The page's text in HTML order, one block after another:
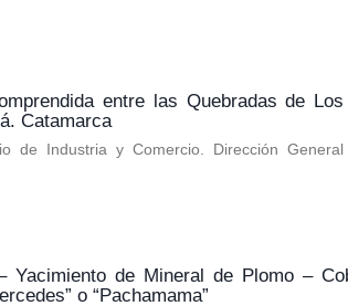
entre las Quebradas de
Catamarca
de Industria y Comercio. Dirección
Yacimiento de Mineral de Plomo –
o “Pachamama”